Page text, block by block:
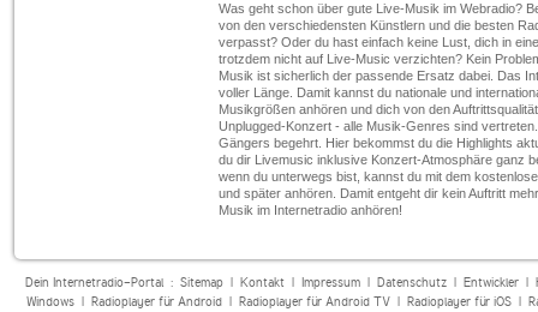
Was geht schon über gute Live-Musik im Webradio?
von den verschiedensten Künstlern und die besten
verpasst? Oder du hast einfach keine Lust, dich in
trotzdem nicht auf Live-Music verzichten? Kein
Musik ist sicherlich der passende Ersatz dabei. Das
voller Länge. Damit kannst du nationale und
Musikgrößen anhören und dich von den
Unplugged-Konzert - alle Musik-Genres sind
Gängers begehrt. Hier bekommst du die Highlights
du dir Livemusic inklusive Konzert-Atmosphäre ganz
wenn du unterwegs bist, kannst du mit dem
und später anhören. Damit entgeht dir kein Auftritt
Musik im Internetradio anhören!
Dein Internetradio-Portal : Sitemap| Kontakt| Impressum| Datenschutz| Entwickler|
Windows| Radioplayer für Android| Radioplayer für Android TV| Radioplayer für iOS|